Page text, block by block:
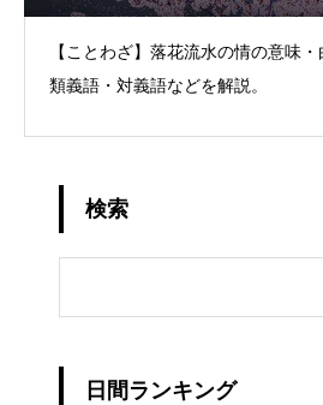
【ことわざ】落花流水の情の意味・
類義語・対義語などを解説。
検索
日間ランキング